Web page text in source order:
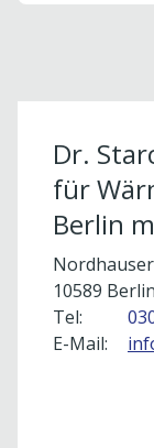
Dr.
für
Berlin
10589 Berlin
Tel:
E-Mail: